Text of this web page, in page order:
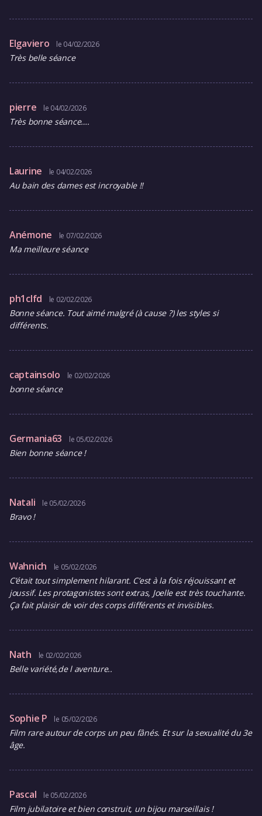
Elgaviero le 04/02/2026
Très belle séance
pierre le 04/02/2026
Très bonne séance….
Laurine le 04/02/2026
Au bain des dames est incroyable !!
Anémone le 07/02/2026
Ma meilleure séance
ph1clfd le 02/02/2026
Bonne séance. Tout aimé malgré (à cause ?) les styles si
différents.
captainsolo le 02/02/2026
bonne séance
Germania63 le 05/02/2026
Bien bonne séance !
Natali le 05/02/2026
Bravo !
Wahnich le 05/02/2026
C’était tout simplement hilarant. C’est à la fois réjouissant et
joussif. Les protagonistes sont extras, Joelle est très touchante.
Ça fait plaisir de voir des corps différents et invisibles.
Nath le 02/02/2026
Belle variété,de l aventure..
Sophie P le 05/02/2026
Film rare autour de corps un peu fânés. Et sur la sexualité du 3e
âge.
Pascal le 05/02/2026
Film jubilatoire et bien construit, un bijou marseillais !